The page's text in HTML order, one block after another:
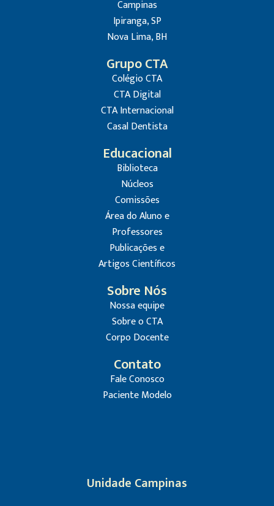
Campinas
Ipiranga, SP
Nova Lima, BH
Grupo CTA
Colégio CTA
CTA Digital
CTA Internacional
Casal Dentista
Educacional
Biblioteca
Núcleos
Comissões
Área do Aluno e
Professores
Publicações e
Artigos Científicos
Sobre Nós
Nossa equipe
Sobre o CTA
Corpo Docente
Contato
Fale Conosco
Paciente Modelo
Unidade Campinas